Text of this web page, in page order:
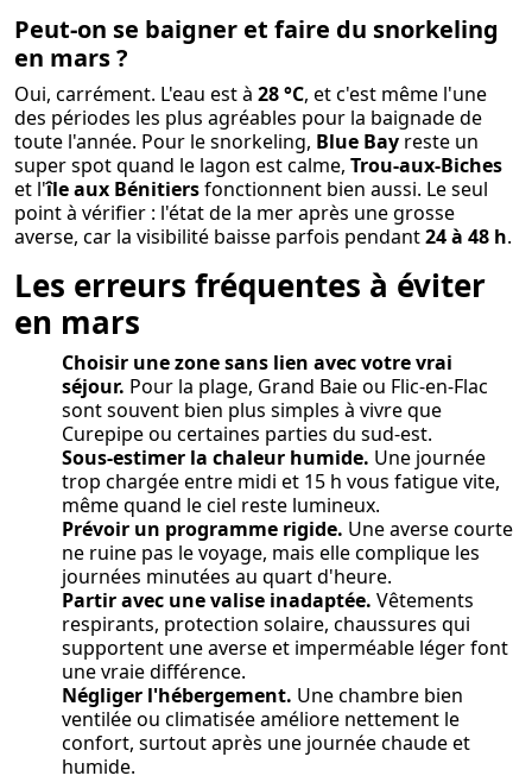
Peut-on se baigner et faire du snorkeling
en mars ?
Oui, carrément. L'eau est à 28 °C, et c'est même l'une
des périodes les plus agréables pour la baignade de
toute l'année. Pour le snorkeling, Blue Bay reste un
super spot quand le lagon est calme, Trou-aux-Biches
et l'île aux Bénitiersfonctionnent bien aussi. Le seul
point à vérifier : l'état de la mer après une grosse
averse, car la visibilité baisse parfois pendant24 à 48 h.
Les erreurs fréquentes à éviter
en mars
Choisir une zone sans lien avec votre vrai
séjour. Pour la plage, Grand Baie ou Flic-en-Flac
sont souvent bien plus simples à vivre que
Curepipe ou certaines parties du sud-est.
Sous-estimer la chaleur humide. Une journée
trop chargée entre midi et 15 h vous fatigue vite,
même quand le ciel reste lumineux.
Prévoir un programme rigide. Une averse courte
ne ruine pas le voyage, mais elle complique les
journées minutées au quart d'heure.
Partir avec une valise inadaptée. Vêtements
respirants, protection solaire, chaussures qui
supportent une averse et imperméable léger font
une vraie différence.
Négliger l'hébergement. Une chambre bien
ventilée ou climatisée améliore nettement le
confort, surtout après une journée chaude et
humide.